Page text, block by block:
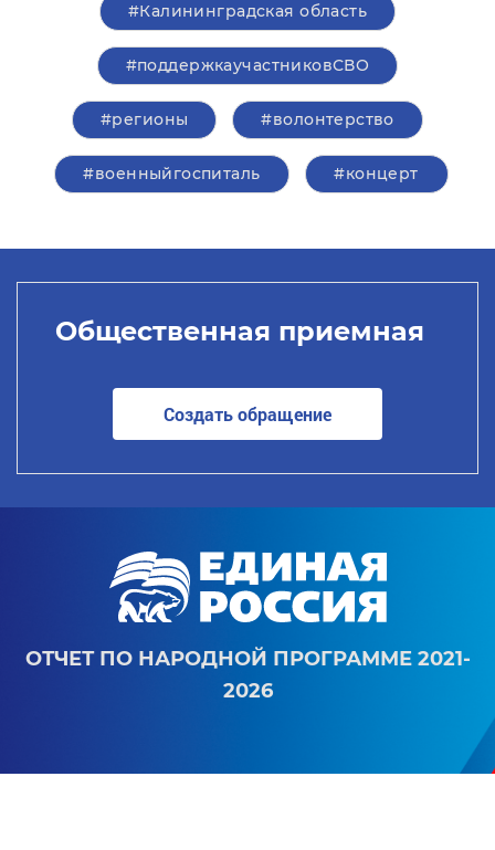
#Калининградская область
#поддержкаучастниковСВО
#регионы #волонтерство
#военныйгоспиталь #концерт
Общественная приемная
Создать обращение
ОТЧЕТ ПО НАРОДНОЙ ПРОГРАММЕ 2021-
2026